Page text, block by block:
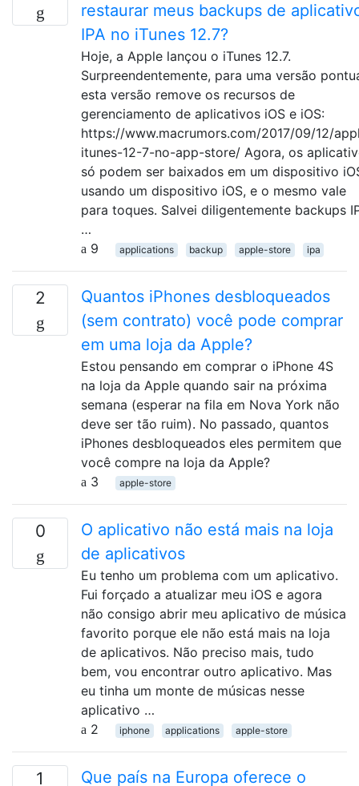
restaurar meus backups de
IPA no iTunes 12.7?
Hoje, a Apple lançou o iTunes 12.7.
Surpreendentemente, para uma versão
esta versão remove os recursos de
gerenciamento de aplicativos iOS e iOS:
https://www.macrumors.com/2017/09/12/
itunes-12-7-no-app-store/ Agora, os
só podem ser baixados em um dispositivo
usando um dispositivo iOS, e o mesmo vale
para toques. Salvei diligentemente backups
…
9
applications backup apple-store ipa
2
Quantos iPhones desbloqueados
(sem contrato) você pode comprar
em uma loja da Apple?
Estou pensando em comprar o iPhone 4S
na loja da Apple quando sair na próxima
semana (esperar na fila em Nova York não
deve ser tão ruim). No passado, quantos
iPhones desbloqueados eles permitem que
você compre na loja da Apple?
3
apple-store
0
O aplicativo não está mais na loja
de aplicativos
Eu tenho um problema com um aplicativo.
Fui forçado a atualizar meu iOS e agora
não consigo abrir meu aplicativo de música
favorito porque ele não está mais na loja
de aplicativos. Não preciso mais, tudo
bem, vou encontrar outro aplicativo. Mas
eu tinha um monte de músicas nesse
aplicativo …
2
iphone applications apple-store
1 Que país na Europa oferece o